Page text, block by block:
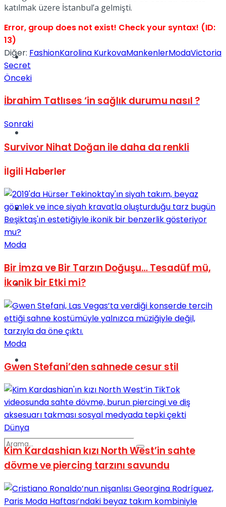
Müzik
Tatil
Spor
Podcast
View All Result
katılmak üzere İstanbul’a gelmişti.
Error, group does not exist! Check your syntax! (ID:
13)
Diğer: FashionKarolina KurkovaMankenlerModaVictoria
Secret
Önceki
İbrahim Tatlıses ‘in sağlık durumu nasıl ?
Sonraki
Survivor Nihat Doğan ile daha da renkli
İlgili Haberler
Moda
Bir İmza ve Bir Tarzın Doğuşu… Tesadüf mü,
İkonik bir Etki mi?
Moda
Gwen Stefani’den sahnede cesur stil
Dünya
Kim Kardashian kızı North West’in sahte
dövme ve piercing tarzını savundu